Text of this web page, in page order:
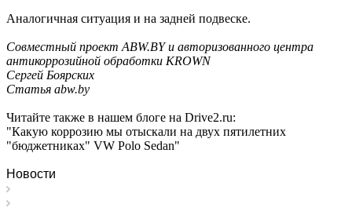
Аналогичная ситуация и на задней подвеске.
Cовместный проект ABW.BY и авторизованного центра
антикоррозийной обработки KROWN
Сергей Боярских
Статья abw.by
Читайте также в нашем блоге на Drive2.ru:
"Какую коррозию мы отыскали на двух пятилетних
"бюджетниках" VW Polo Sedan"
Новости